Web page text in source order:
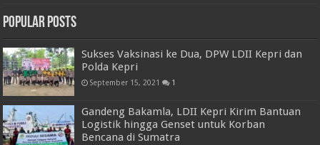
Popular Posts
Sukses Vaksinasi ke Dua, DPW LDII Kepri dan
Polda Kepri
September 15, 2021 1
Gandeng Bakamla, LDII Kepri Kirim Bantuan
Logistik hingga Genset untuk Korban
Bencana di Sumatra